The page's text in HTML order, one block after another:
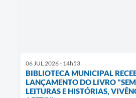
06 JUL 2026 - 14h53
BIBLIOTECA MUNICIPAL
LANÇAMENTO DO LIVRO
LEITURAS E HISTÓRIAS,